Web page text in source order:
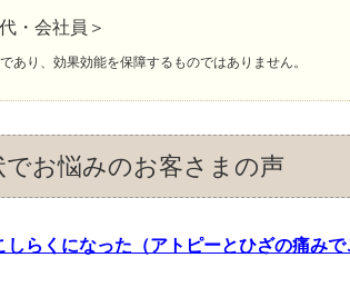
・会社員＞
あり、効果効能を保障するものではありません。
でお悩みのお客さまの声
しらくになった（アトピーとひざの痛み